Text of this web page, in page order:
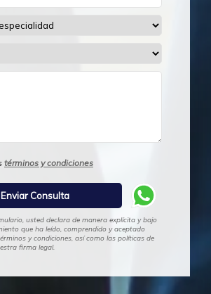
términos y condiciones
usted declara de manera explícita y bajo
que ha leído, comprendido y aceptado
y condiciones, así como las políticas de
firma legal.